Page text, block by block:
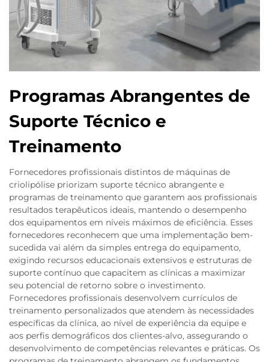
Programas Abrangentes de
Suporte Técnico e
Treinamento
Fornecedores profissionais distintos de máquinas de
criolipólise priorizam suporte técnico abrangente e
programas de treinamento que garantem aos profissionais
resultados terapêuticos ideais, mantendo o desempenho
dos equipamentos em níveis máximos de eficiência. Esses
fornecedores reconhecem que uma implementação bem-
sucedida vai além da simples entrega do equipamento,
exigindo recursos educacionais extensivos e estruturas de
suporte contínuo que capacitem as clínicas a maximizar
seu potencial de retorno sobre o investimento.
Fornecedores profissionais desenvolvem currículos de
treinamento personalizados que atendem às necessidades
específicas da clínica, ao nível de experiência da equipe e
aos perfis demográficos dos clientes-alvo, assegurando o
desenvolvimento de competências relevantes e práticas. Os